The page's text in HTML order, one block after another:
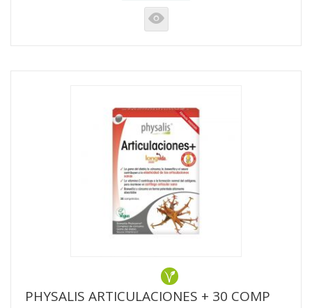
K
PHYSALIS ARTICULACIONES + 30 COMP